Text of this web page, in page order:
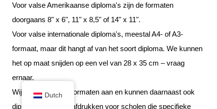
Voor valse Amerikaanse diploma's zijn de formaten
doorgaans 8" x 6", 11" x 8,5" of 14" x 11".
Voor valse internationale diploma's, meestal A4- of A3-
formaat, maar dit hangt af van het soort diploma. We kunnen
het op maat snijden op een vel van 28 x 35 cm – vraag
ernaar.
Wij bieden al deze formaten aan en kunnen daarnaast ook
diploma's op maat afdrukken voor scholen die specifieke
Dutch